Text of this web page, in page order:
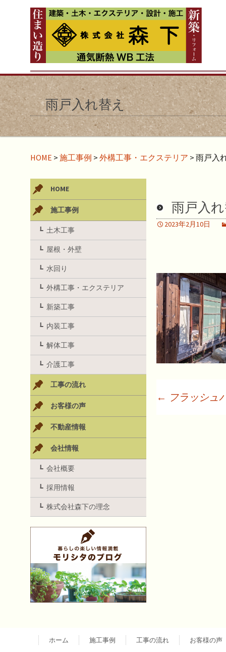
雨戸入れ替え
HOME > 施工事例 > 外構工事・エクステリア > 雨戸入
雨戸入
2023年2月10日
ョ
← フラッシュ
HOME
施工事例
土木工事
屋根・外壁
水回り
外構工事・エクステリア
新築工事
内装工事
解体工事
介護工事
工事の流れ
お客様の声
不動産情報
会社情報
会社概要
採用情報
株式会社森下の理念
ホーム 施工事例 工事の流れ お客様の声